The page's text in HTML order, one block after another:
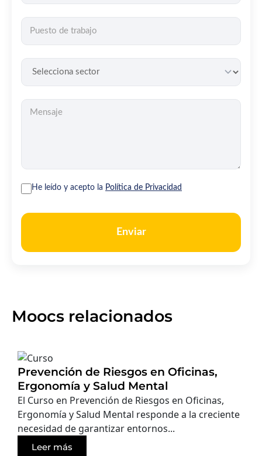
He leído y acepto la Política de Privacidad
Enviar
Moocs relacionados
Prevención de Riesgos en Oficinas,
Ergonomía y Salud Mental
El Curso en Prevención de Riesgos en Oficinas,
Ergonomía y Salud Mental responde a la creciente
necesidad de garantizar entornos...
Leer más